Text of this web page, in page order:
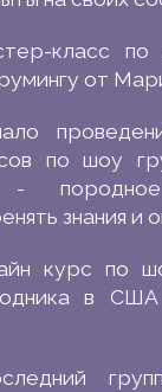
класс по
от
по шоу
-
знания и
курс по
в